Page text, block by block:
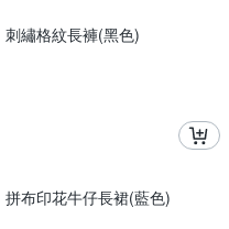
繡格紋長褲(黑色)
布印花牛仔長裙(藍色)